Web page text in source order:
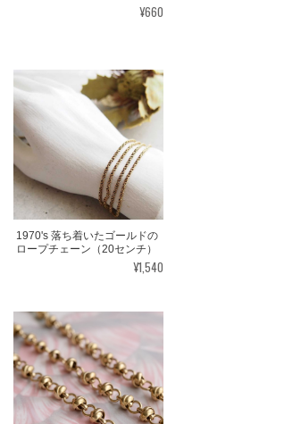
¥660
1970's 落ち着いたゴールドの
ロープチェーン（20センチ）
¥1,540